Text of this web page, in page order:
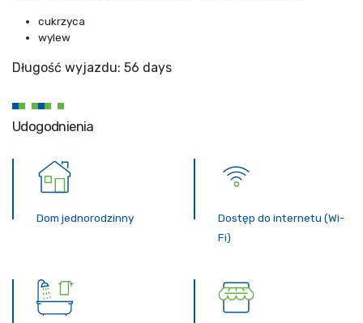
cukrzyca
wylew
Długość wyjazdu: 56 days
Udogodnienia
Dom jednorodzinny
Dostęp do internetu (Wi-
Fi)